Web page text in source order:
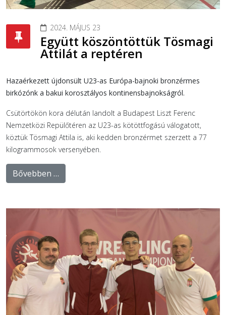
2024. MÁJUS 23
Együtt köszöntöttük Tösmagi
Attilát a reptéren
Hazaérkezett újdonsült U23-as Európa-bajnoki bronzérmes
birkózónk a bakui korosztályos kontinensbajnokságról.
Csütörtökön kora délután landolt a Budapest Liszt Ferenc
Nemzetközi Repülőtéren az U23-as kötöttfogású válogatott,
köztük Tösmagi Attila is, aki kedden bronzérmet szerzett a 77
kilogrammosok versenyében.
Bővebben …